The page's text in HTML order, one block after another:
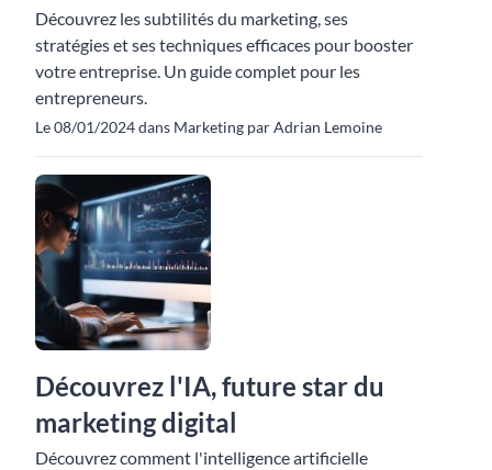
Découvrez les subtilités du marketing, ses
stratégies et ses techniques efficaces pour booster
votre entreprise. Un guide complet pour les
entrepreneurs.
Le 08/01/2024 dans Marketing par Adrian Lemoine
Découvrez l'IA, future star du
marketing digital
Découvrez comment l'intelligence artificielle